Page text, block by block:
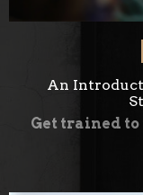
An
Get trained